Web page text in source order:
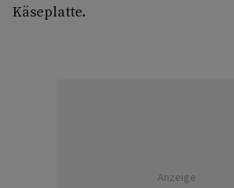
Käseplatte.
Anzeige